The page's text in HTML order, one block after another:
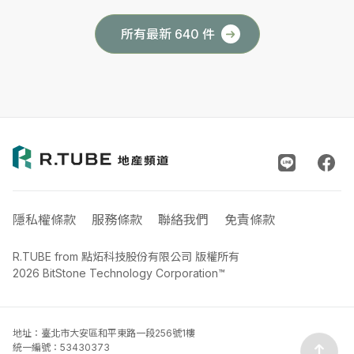
所有最新 640 件
R.TUBE from 點炻科技股份有限公司 版權所有
2026 BitStone Technology Corporation™
隱私權條款 服務條款 聯絡我們 免責條款
地址：臺北市大安區和平東路一段256號1樓
統一編號：53430373